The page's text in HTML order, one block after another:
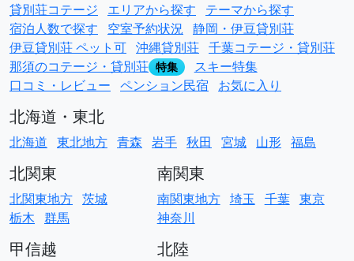
貸別荘コテージ エリアから探す
テーマから探す
宿泊人数で探す
空室予約状況 静岡・伊豆貸別荘
伊豆貸別荘 ペット可 沖縄貸別荘 千葉コテージ・貸別荘
那須のコテージ・貸別荘 特集
スキー特集
口コミ・レビュー ペンション民宿 お気に入り
北海道・東北
北海道 東北地方 青森 岩手 秋田 宮城 山形 福島
北関東
北関東地方 茨城
栃木 群馬
南関東
南関東地方 埼玉 千葉 東京
神奈川
甲信越 北陸